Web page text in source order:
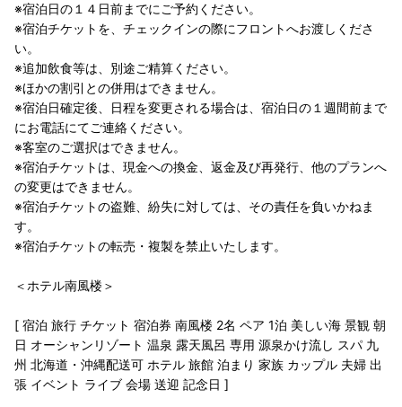
※宿泊日の１４日前までにご予約ください。
※宿泊チケットを、チェックインの際にフロントへお渡しくださ
い。
※追加飲食等は、別途ご精算ください。
※ほかの割引との併用はできません。
※宿泊日確定後、日程を変更される場合は、宿泊日の１週間前まで
にお電話にてご連絡ください。
※客室のご選択はできません。
※宿泊チケットは、現金への換金、返金及び再発行、他のプランへ
の変更はできません。
※宿泊チケットの盗難、紛失に対しては、その責任を負いかねま
す。
※宿泊チケットの転売・複製を禁止いたします。
＜ホテル南風楼＞
[ 宿泊 旅行 チケット 宿泊券 南風楼 2名 ペア 1泊 美しい海 景観 朝
日 オーシャンリゾート 温泉 露天風呂 専用 源泉かけ流し スパ 九
州 北海道・沖縄配送可 ホテル 旅館 泊まり 家族 カップル 夫婦 出
張 イベント ライブ 会場 送迎 記念日 ]